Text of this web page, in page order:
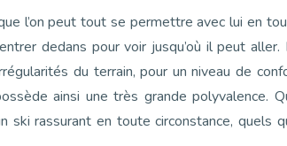
l’on peut tout se permettre avec lui en
dedans pour voir jusqu’où il peut aller.
du terrain, pour un niveau de
ainsi une très grande polyvalence.
rassurant en toute circonstance, quels